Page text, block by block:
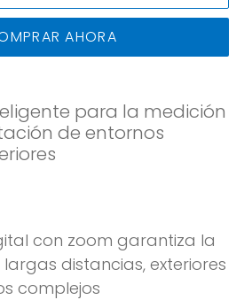
AHORA
para la medición
de entornos
con zoom garantiza la
largas distancias, exteriores
complejos